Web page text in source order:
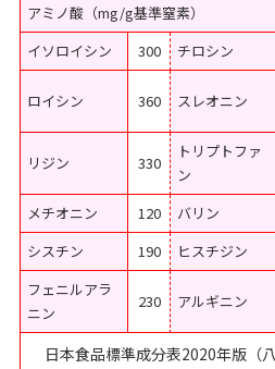
アミノ酸（mg/g基準窒素）
イソロイシン
300 チロシン
ロイシン 360 スレオニン
リジン 330
トリプトファ
ン
メチオニン 120 バリン
シスチン
190 ヒスチジン
フェニルアラ
ニン
230 アルギニン
日本食品標準成分表2020年版（